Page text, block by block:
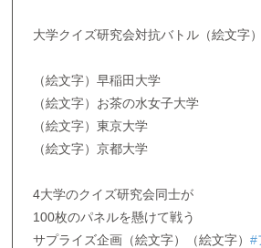
大学クイズ研究会対抗バトル（絵文字
（絵文字）早稲田大学
（絵文字）お茶の水女子大学
（絵文字）東京大学
（絵文字）京都大学
4大学のクイズ研究会同士が
100枚のパネルを懸けて戦う
サプライズ企画（絵文字）（絵文字）#